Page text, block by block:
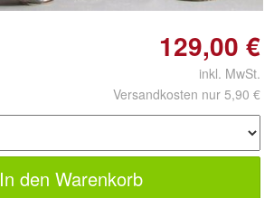
129,00 €
inkl. MwSt.
Versandkosten nur 5,90 €
In den Warenkorb